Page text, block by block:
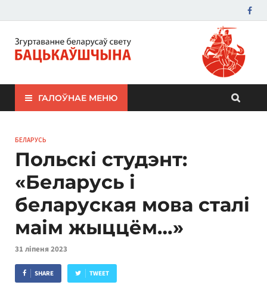
ЗБС "Бацькаўшчына"
ГАЛОЎНАЕ МЕНЮ
БЕЛАРУСЬ
Польскі студэнт:
«Беларусь і
беларуская мова сталі
маім жыццём…»
31 ліпеня 2023
SHARE TWEET